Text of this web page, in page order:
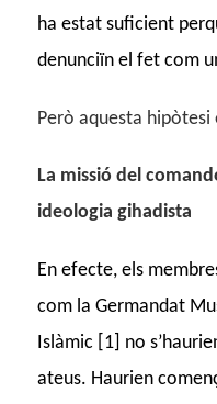
ha estat suficient
denunciïn el fet com
Però aquesta hipòtesi
La missió del
ideologia gihadista
En efecte, els
com la Germandat
Islàmic [1] no
ateus. Haurien